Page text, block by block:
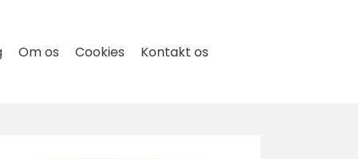
Om os Cookies Kontakt os